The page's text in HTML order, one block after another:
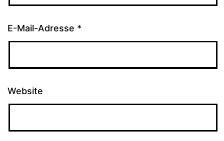
E-Mail-Adresse *
Website